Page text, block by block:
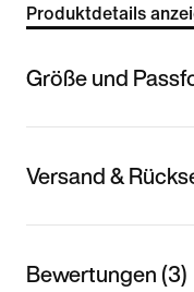
Produktdetails
Größe und
Versand &
Bewertungen (3)